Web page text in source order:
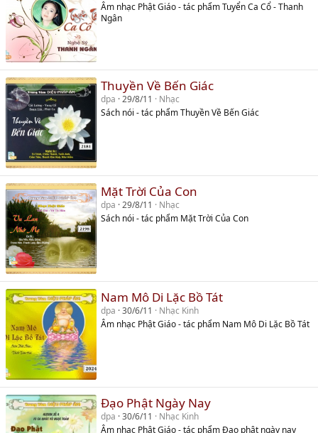
Âm nhạc Phật Giáo - tác phẩm Tuyển Ca Cổ - Thanh
Ngân
Thuyền Về Bến Giác
dpa 29/8/11
Nhạc
Sách nói - tác phẩm Thuyền Về Bến Giác
Mặt Trời Của Con
dpa 29/8/11
Nhạc
Sách nói - tác phẩm Mặt Trời Của Con
Nam Mô Di Lặc Bồ Tát
dpa 30/6/11
Nhạc Kinh
Âm nhạc Phật Giáo - tác phẩm Nam Mô Di Lặc Bồ Tát
Đạo Phật Ngày Nay
dpa 30/6/11
Nhạc Kinh
Âm nhạc Phật Giáo - tác phẩm Đạo phật ngày nay